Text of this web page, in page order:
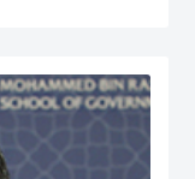
مساعدة تعليمية.